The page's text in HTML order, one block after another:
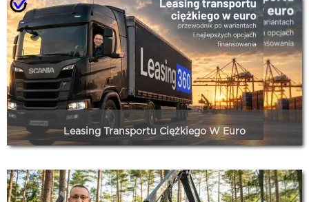
Leasing Transportu Ciężkiego W Euro
Leasing transportu ciężkiego w euro to dziś realnie tańsza
opcja niż w PLN – różnica w racie może sięgać nawet 50%.
Kluczowe czynniki to: niska stopa EBC (2,15% wobec 3,75% w